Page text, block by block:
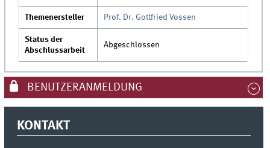
Themenersteller Prof. Dr. Gottfried Vossen
Status der
Abschlussarbeit
Abgeschlossen
BENUTZERANMELDUNG
KONTAKT